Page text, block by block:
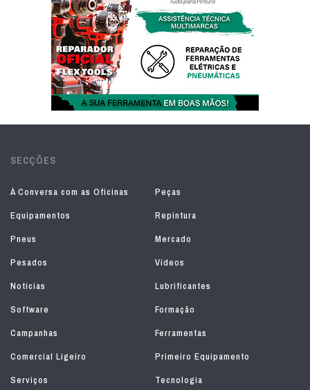
SECÇÕES
À Conversa com as Oficinas
Peças
Equipamentos
Repintura
Pneus
Mercado
Pesados
Vídeos
Notícias
Lubrificantes
Software
Formação
Campanhas
Ferramentas
Comercial Ligeiro
Primeiro Equipamento
Serviços
Tecnologia